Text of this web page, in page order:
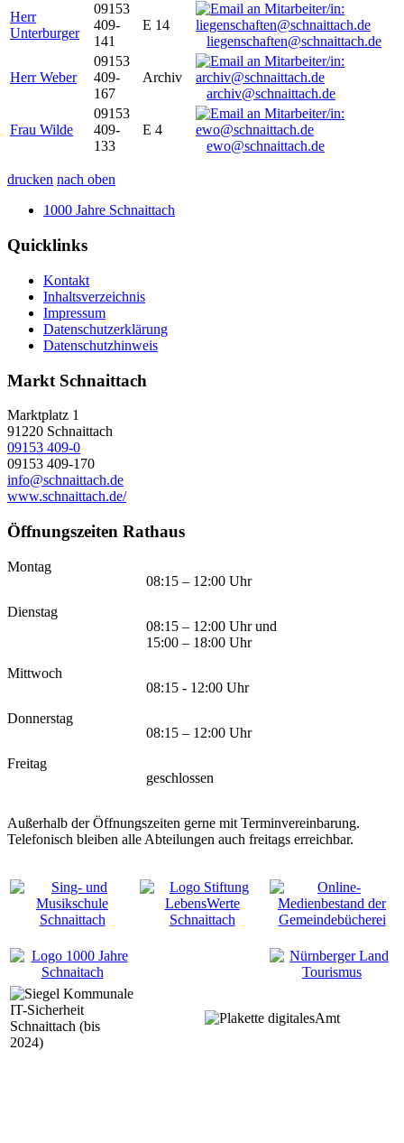
Herr
Unterburger
09153
409-
141
E 14
liegenschaften@schnaittach.de
Herr Weber
09153
409-
167
Archiv
archiv@schnaittach.de
Frau Wilde
09153
409-
133
E 4
ewo@schnaittach.de
drucken nach oben
1000 Jahre Schnaittach
Quicklinks
Kontakt
Inhaltsverzeichnis
Impressum
Datenschutzerklärung
Datenschutzhinweis
Markt Schnaittach
Marktplatz 1
91220 Schnaittach
09153 409-0
09153 409-170
info@schnaittach.de
www.schnaittach.de/
Öffnungszeiten Rathaus
Montag
08:15 – 12:00 Uhr
Dienstag
08:15 – 12:00 Uhr und
15:00 – 18:00 Uhr
Mittwoch
08:15 - 12:00 Uhr
Donnerstag
08:15 – 12:00 Uhr
Freitag
geschlossen
Außerhalb der Öffnungszeiten gerne mit Terminvereinbarung.
Telefonisch bleiben alle Abteilungen auch freitags erreichbar.